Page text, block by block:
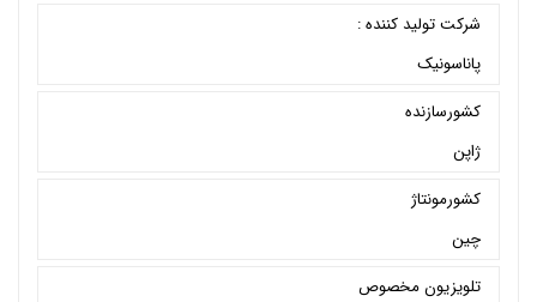
شرکت تولید کننده :
پاناسونیک
کشورسازنده
ژاپن
کشورمونتاژ
چین
تلویزیون مخصوص